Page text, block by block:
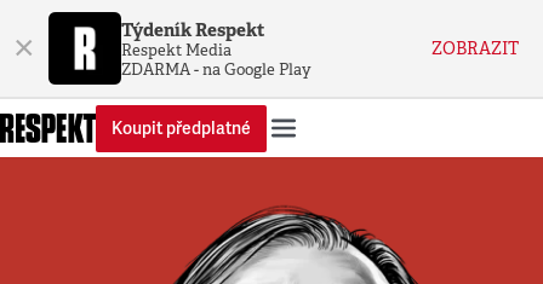
× Týdeník Respekt
Respekt Media
ZDARMA - na Google Play
ZOBRAZIT
Koupit předplatné